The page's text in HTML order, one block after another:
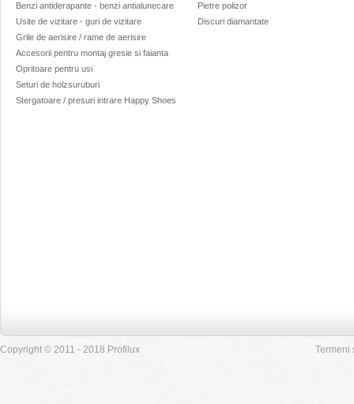
Benzi antiderapante - benzi antialunecare
Usite de vizitare - guri de vizitare
Grile de aerisire / rame de aerisire
Accesorii pentru montaj gresie si faianta
Opritoare pentru usi
Seturi de holzsuruburi
Stergatoare / presuri intrare Happy Shoes
Pietre polizor
Discuri diamantate
Copyright © 2011 - 2018 Profilux Termeni